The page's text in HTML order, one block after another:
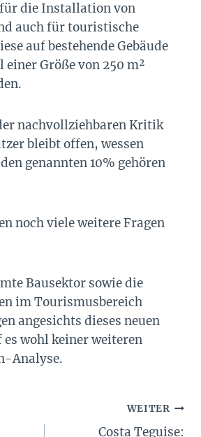
für die Installation von
auch für touristische
auf bestehende Gebäude
Größe von 250 m²
nachvollziehbaren Kritik
bleibt offen, wessen
genannten 10% gehören
noch viele weitere Fragen
Bausektor sowie die
im Tourismusbereich
angesichts dieses neuen
es wohl keiner weiteren
Analyse.
WEITER
Costa Teguise: